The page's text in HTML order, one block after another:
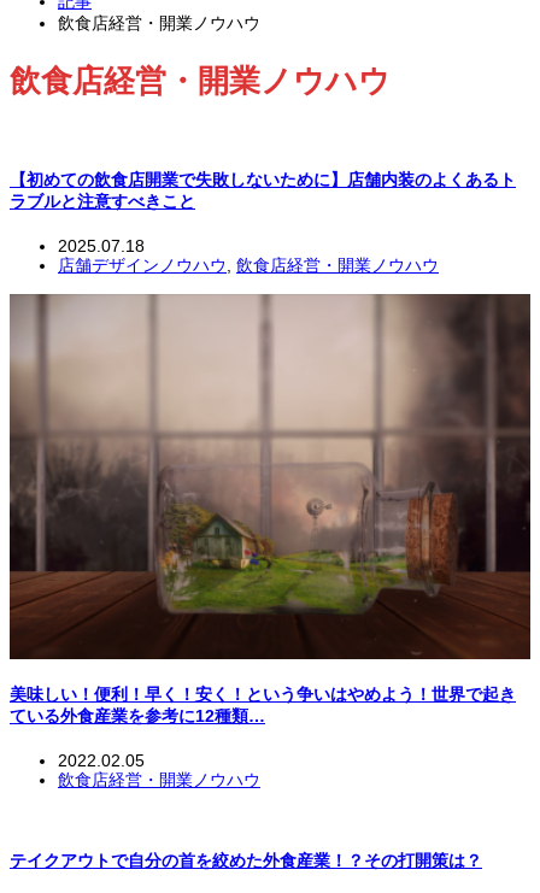
飲食店経営・開業ノウハウ
飲食店経営・開業ノウハウ
【初めての飲食店開業で失敗しないために】店舗内装のよくあるト
ラブルと注意すべきこと
2025.07.18
店舗デザインノウハウ
飲食店経営・開業ノウハウ
美味しい！便利！早く！安く！という争いはやめよう！世界で起き
ている外食産業を参考に12種類…
2022.02.05
飲食店経営・開業ノウハウ
テイクアウトで自分の首を絞めた外食産業！？その打開策は？